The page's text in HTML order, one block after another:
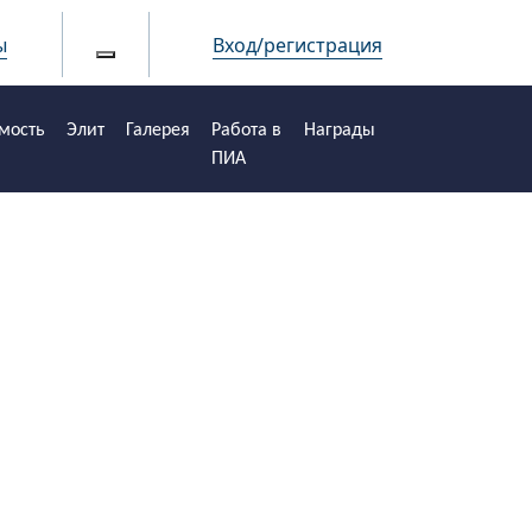
Вход/регистрация
Элит Галерея
Работа в
ПИА
Награды